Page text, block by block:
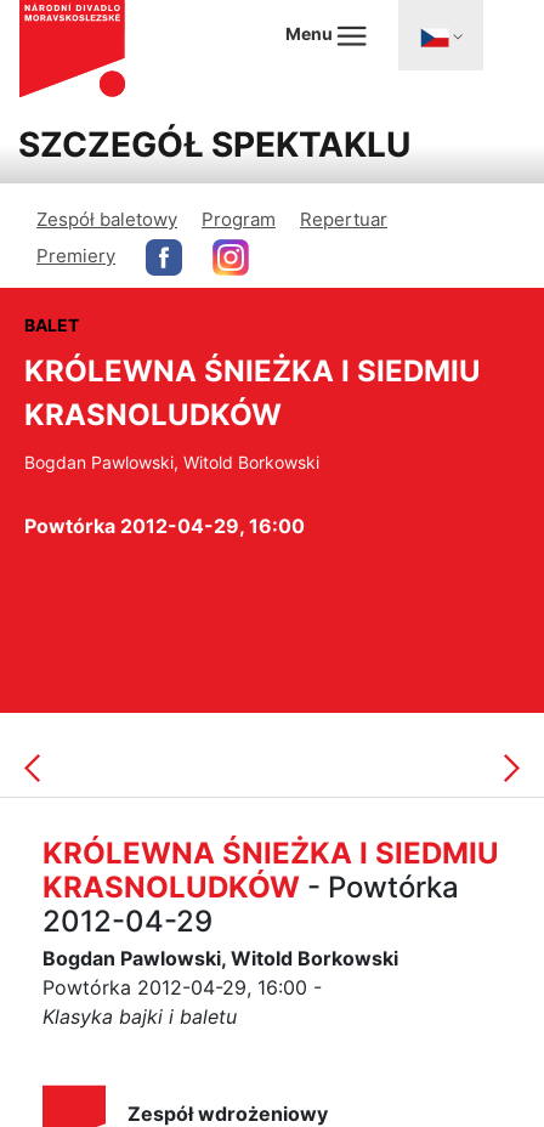
Menu
SZCZEGÓŁ SPEKTAKLU
Zespół baletowy Program
Repertuar
Premiery
BALET
KRÓLEWNA ŚNIEŻKA I SIEDMIU
KRASNOLUDKÓW
Bogdan Pawlowski, Witold Borkowski
Powtórka 2012-04-29, 16:00
KRÓLEWNA ŚNIEŻKA I SIEDMIU
KRASNOLUDKÓW - Powtórka
2012-04-29
Bogdan Pawlowski, Witold Borkowski
Powtórka 2012-04-29, 16:00 -
Klasyka bajki i baletu
Zespół wdrożeniowy